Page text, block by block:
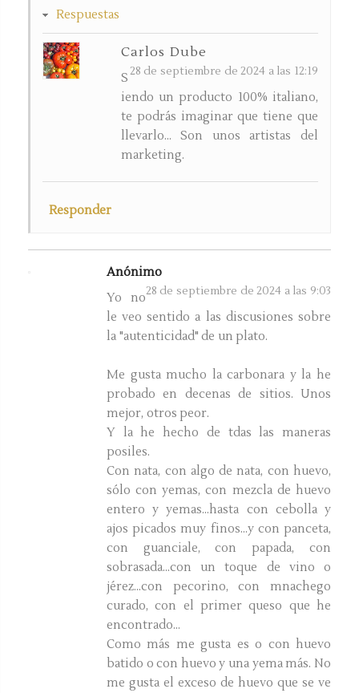
Respuestas
Carlos Dube
28 de septiembre de 2024 a las 12:19
S
iendo un producto 100% italiano,
te podrás imaginar que tiene que
llevarlo... Son unos artistas del
marketing.
Responder
Anónimo
28 de septiembre de 2024 a las 9:03
Yo no
le veo sentido a las discusiones sobre
la "autenticidad" de un plato.
Me gusta mucho la carbonara y la he
probado en decenas de sitios. Unos
mejor, otros peor.
Y la he hecho de tdas las maneras
posiles.
Con nata, con algo de nata, con huevo,
sólo con yemas, con mezcla de huevo
entero y yemas...hasta con cebolla y
ajos picados muy finos...y con panceta,
con guanciale, con papada, con
sobrasada...con un toque de vino o
jérez...con pecorino, con mnachego
curado, con el primer queso que he
encontrado...
Como más me gusta es o con huevo
batido o con huevo y una yema más. No
me gusta el exceso de huevo que se ve